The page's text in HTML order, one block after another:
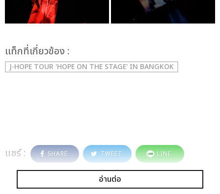
เเท็กที่เกี่ยวข้อง :
J-HOPE TOUR 'HOPE ON THE STAGE' IN BANGKOK
แชร์ : SHARE TWEET LINE
อ่านต่อ